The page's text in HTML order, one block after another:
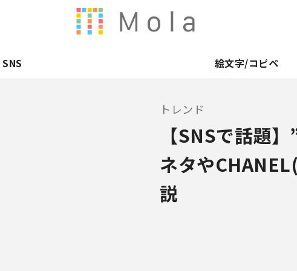
SNS 絵文字/コピペ
トレンド
【SNSで話題
ネタや
説